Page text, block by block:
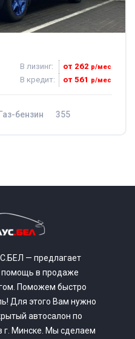
В лизинг: от 262 р/мес
В кредит: от 561 р/мес
Газ-бензин 355
— предлагает
в продаже
Поможем быстро
Для этого Вам нужно
автосалон по
г. Минске. Мы сделаем